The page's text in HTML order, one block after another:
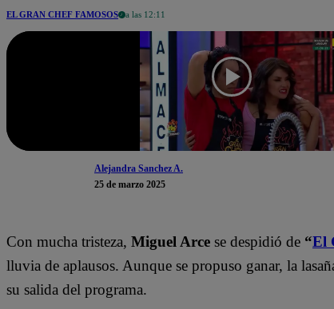
EL GRAN CHEF FAMOSOS a las 12:11
Alejandra Sanchez A.
25 de marzo 2025
Con mucha tristeza, Miguel Arce se despidió de “El
lluvia de aplausos. Aunque se propuso ganar, la
su salida del programa.